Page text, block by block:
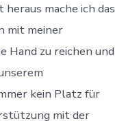
mache ich das
mit meiner
Hand zu reichen und
kein Platz für
mit der